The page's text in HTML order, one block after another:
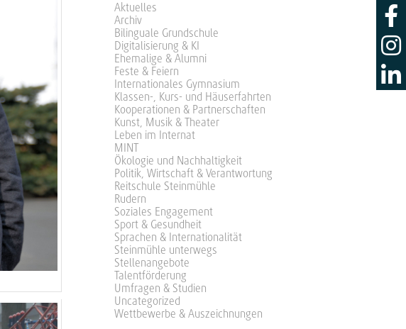
Aktuelles
Archiv
Bilinguale Grundschule
Digitalisierung & KI
Ehemalige & Alumni
Feste & Feiern
Internationales Gymnasium
Klassen-, Kurs- und Häuserfahrten
Kooperationen & Partnerschaften
Kunst, Musik & Theater
Leben im Internat
MINT
Ökologie und Nachhaltigkeit
Politik, Wirtschaft & Verantwortung
Reitschule Steinmühle
Rudern
Soziales Engagement
Sport & Gesundheit
Sprachen & Internationalität
Steinmühle unterwegs
Stellenangebote
Talentförderung
Umfragen & Studien
Uncategorized
Wettbewerbe & Auszeichnungen